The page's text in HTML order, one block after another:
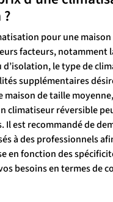
pour une
facteurs, notamment
d’isolation, le type de
supplémentaires
maison de taille
climatiseur réversible
Il est recommandé de
à des professionnels
en fonction des
besoins en termes de